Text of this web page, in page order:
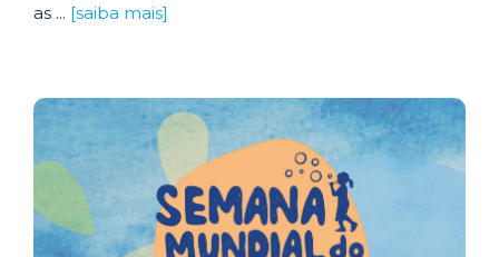
as ... [saiba mais]